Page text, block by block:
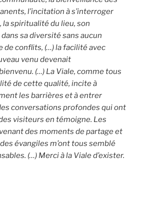
l’incitation à s’interroger
la spiritualité du lieu, son
sa diversité sans aucun
de conflits, (…) la facilité avec
venu devenait
(…) La Viale, comme tous
de cette qualité, incite à
les barrières et à entrer
conversations profondes qui ont
visiteurs en témoigne. Les
des moments de partage et
évangiles m’ont tous semblé
(…) Merci à la Viale d’exister.